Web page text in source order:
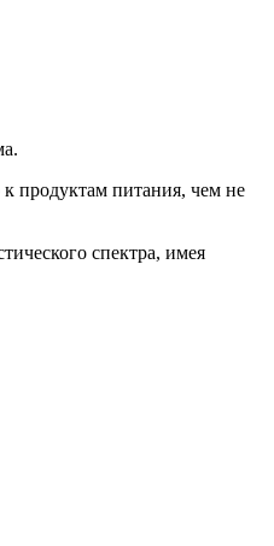
к продуктам питания, чем не
спектра, имея